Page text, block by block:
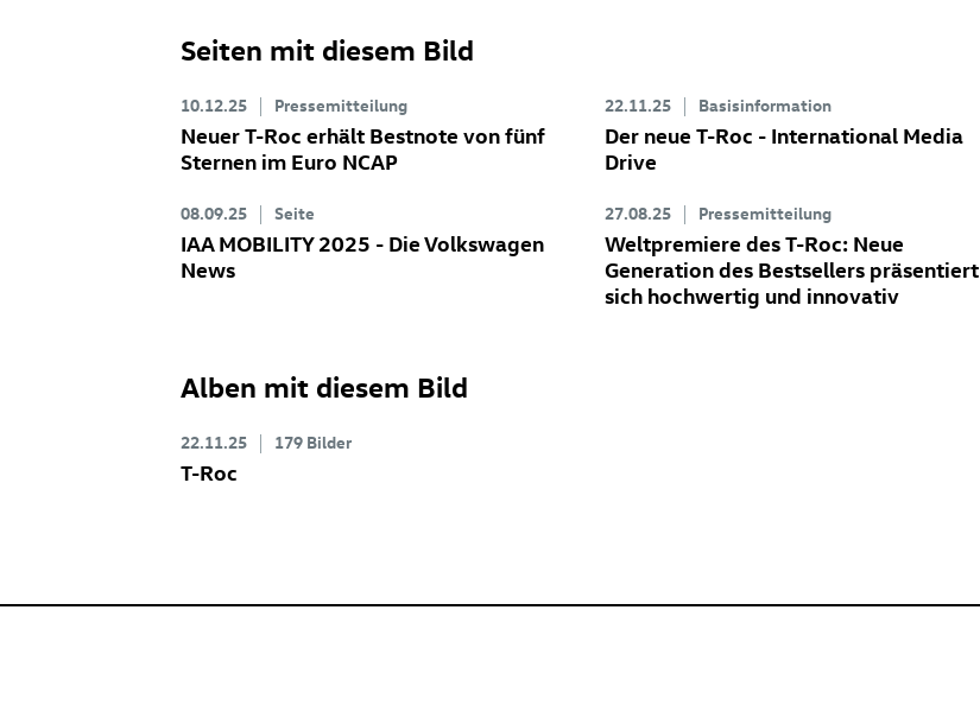
Seiten mit diesem Bild
10.12.25 Pressemitteilung
NeuerT-Roc erhält Bestnote von fünf
Sternen im Euro NCAP
22.11.25 Basisinformation
Der neue T-Roc - International Media
Drive
08.09.25 Seite
IAA MOBILITY 2025 - Die Volkswagen
News
27.08.25 Pressemitteilung
Weltpremiere desT-Roc: Neue
Generation des Bestsellers präsentiert
sich hochwertig und innovativ
Alben mit diesem Bild
22.11.25 179 Bilder
T-Roc